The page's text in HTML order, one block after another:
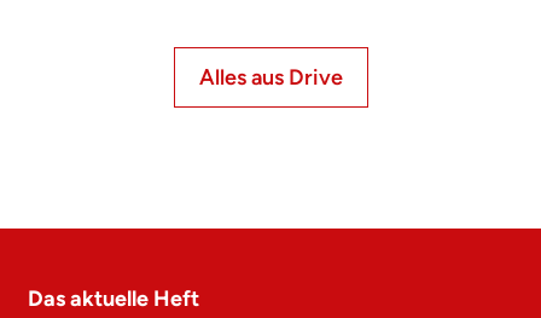
Alles aus Drive
Das aktuelle Heft